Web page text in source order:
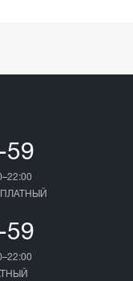
59
59